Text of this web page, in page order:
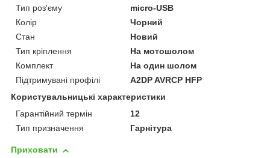
Тип роз'єму
micro-USB
Колір
Чорний
Стан
Новий
Тип кріплення
На мотошолом
Комплект
На один шолом
Підтримувані профілі
A2DP AVRCP HFP
Користувальницькі характеристики
Гарантійний термін
12
Тип призначення
Гарнітура
Приховати